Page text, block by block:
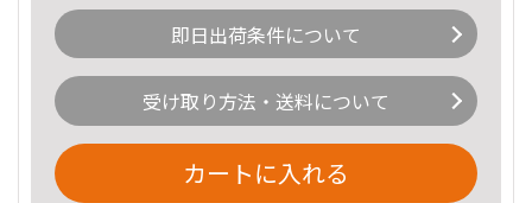
即日出荷条件について
受け取り方法・送料について
カートに入れる